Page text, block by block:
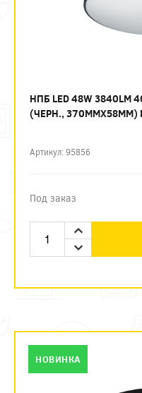
НПБ LED 48W 3840LM
(ЧЕРН., 370ММХ58ММ)
Артикул: 95856
Под заказ
НОВИНКА